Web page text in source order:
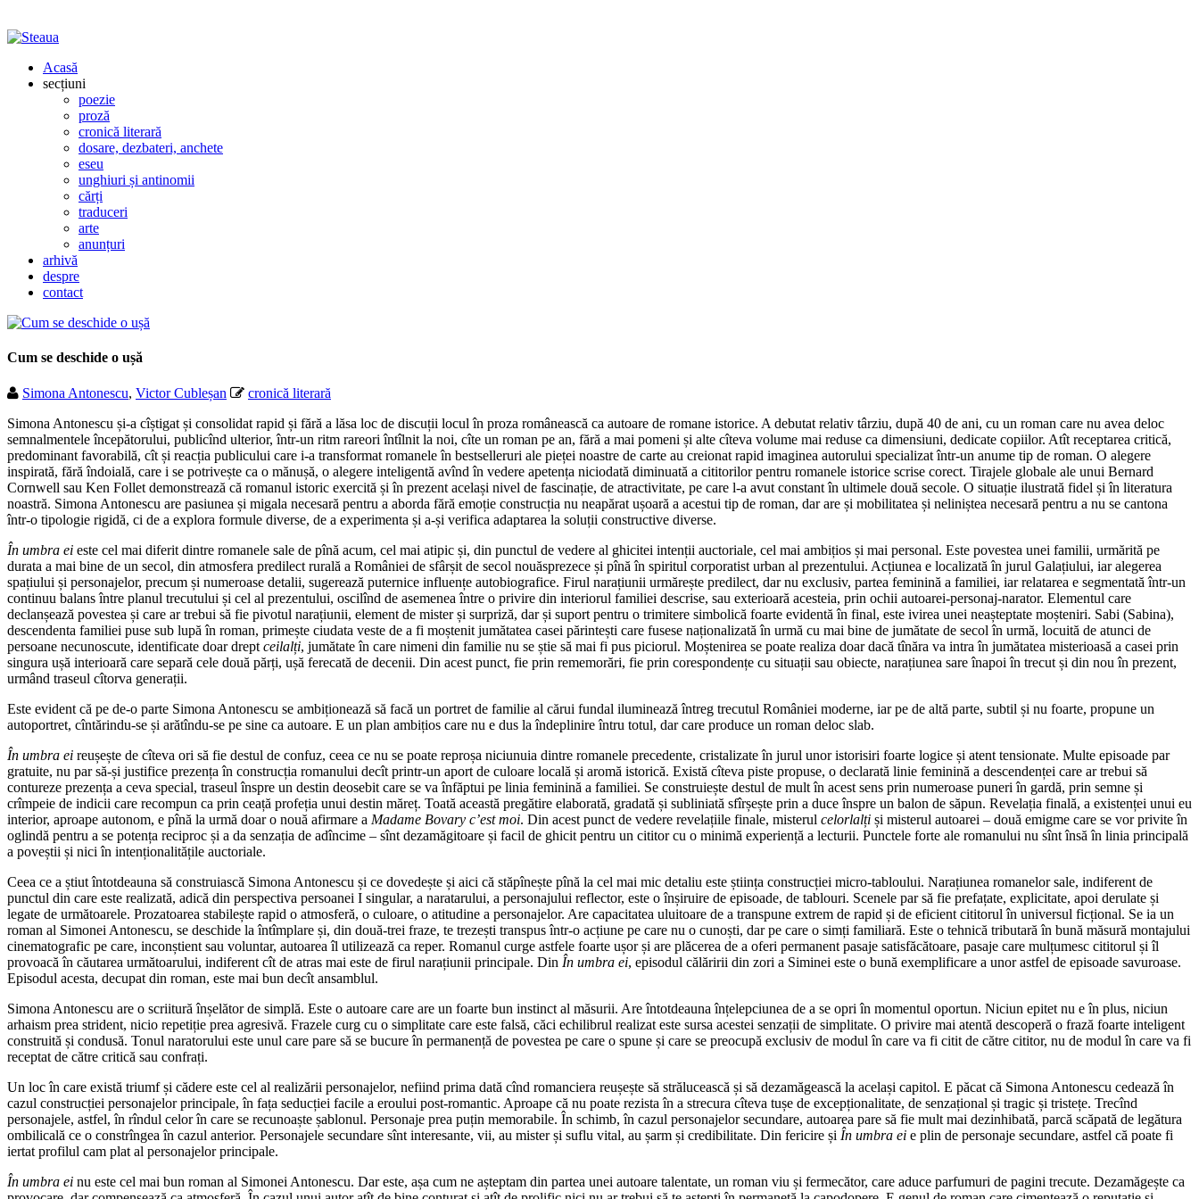
Acasă
secțiuni
poezie
proză
cronică literară
dosare, dezbateri, anchete
eseu
unghiuri și antinomii
cărți
traduceri
arte
anunțuri
arhivă
despre
contact
Cum se deschide o ușă
Simona Antonescu, Victor Cubleșan
cronică literară
Simona Antonescu și-a cîștigat și consolidat rapid și fără a lăsa loc de discuții locul în proza românească ca autoare de romane istorice. A debutat relativ târziu, după 40 de ani, cu un roman care nu avea deloc
semnalmentele începătorului, publicînd ulterior, într-un ritm rareori întîlnit la noi, cîte un roman pe an, fără a mai pomeni și alte cîteva volume mai reduse ca dimensiuni, dedicate copiilor. Atît receptarea critică,
predominant favorabilă, cît și reacția publicului care i-a transformat romanele în bestselleruri ale pieței noastre de carte au creionat rapid imaginea autorului specializat într-un anume tip de roman. O alegere
inspirată, fără îndoială, care i se potrivește ca o mănușă, o alegere inteligentă avînd în vedere apetența niciodată diminuată a cititorilor pentru romanele istorice scrise corect. Tirajele globale ale unui Bernard
Cornwell sau Ken Follet demonstrează că romanul istoric exercită și în prezent același nivel de fascinație, de atractivitate, pe care l-a avut constant în ultimele două secole. O situație ilustrată fidel și în literatura
noastră. Simona Antonescu are pasiunea și migala necesară pentru a aborda fără emoție construcția nu neapărat ușoară a acestui tip de roman, dar are și mobilitatea și neliniștea necesară pentru a nu se cantona
într-o tipologie rigidă, ci de a explora formule diverse, de a experimenta și a-și verifica adaptarea la soluții constructive diverse.
În umbra ei este cel mai diferit dintre romanele sale de pînă acum, cel mai atipic și, din punctul de vedere al ghicitei intenții auctoriale, cel mai ambițios și mai personal. Este povestea unei familii, urmărită pe
durata a mai bine de un secol, din atmosfera predilect rurală a României de sfârșit de secol nouăsprezece și pînă în spiritul corporatist urban al prezentului. Acțiunea e localizată în jurul Galațiului, iar alegerea
spațiului și personajelor, precum și numeroase detalii, sugerează puternice influențe autobiografice. Firul narațiunii urmărește predilect, dar nu exclusiv, partea feminină a familiei, iar relatarea e segmentată într-un
continuu balans între planul trecutului și cel al prezentului, oscilînd de asemenea între o privire din interiorul familiei descrise, sau exterioară acesteia, prin ochii autoarei-personaj-narator. Elementul care
declanșează povestea și care ar trebui să fie pivotul narațiunii, element de mister și surpriză, dar și suport pentru o trimitere simbolică foarte evidentă în final, este ivirea unei neașteptate moșteniri. Sabi (Sabina),
descendenta familiei puse sub lupă în roman, primește ciudata veste de a fi moștenit jumătatea casei părintești care fusese naționalizată în urmă cu mai bine de jumătate de secol în urmă, locuită de atunci de
persoane necunoscute, identificate doar drept ceilalți, jumătate în care nimeni din familie nu se știe să mai fi pus piciorul. Moștenirea se poate realiza doar dacă tînăra va intra în jumătatea misterioasă a casei prin
singura ușă interioară care separă cele două părți, ușă ferecată de decenii. Din acest punct, fie prin rememorări, fie prin corespondențe cu situații sau obiecte, narațiunea sare înapoi în trecut și din nou în prezent,
urmând traseul cîtorva generații.
Este evident că pe de-o parte Simona Antonescu se ambiționează să facă un portret de familie al cărui fundal iluminează întreg trecutul României moderne, iar pe de altă parte, subtil și nu foarte, propune un
autoportret, cîntărindu-se și arătîndu-se pe sine ca autoare. E un plan ambițios care nu e dus la îndeplinire întru totul, dar care produce un roman deloc slab.
În umbra ei reușește de cîteva ori să fie destul de confuz, ceea ce nu se poate reproșa niciunuia dintre romanele precedente, cristalizate în jurul unor istorisiri foarte logice și atent tensionate. Multe episoade par
gratuite, nu par să-și justifice prezența în construcția romanului decît printr-un aport de culoare locală și aromă istorică. Există cîteva piste propuse, o declarată linie feminină a descendenței care ar trebui să
contureze prezența a ceva special, traseul înspre un destin deosebit care se va înfăptui pe linia feminină a familiei. Se construiește destul de mult în acest sens prin numeroase puneri în gardă, prin semne și
crîmpeie de indicii care recompun ca prin ceață profeția unui destin măreț. Toată această pregătire elaborată, gradată și subliniată sfîrșește prin a duce înspre un balon de săpun. Revelația finală, a existenței unui eu
interior, aproape autonom, e pînă la urmă doar o nouă afirmare a Madame Bovary c’est moi. Din acest punct de vedere revelațiile finale, misterul celorlalți și misterul autoarei – două emigme care se vor privite în
oglindă pentru a se potența reciproc și a da senzația de adîncime – sînt dezamăgitoare și facil de ghicit pentru un cititor cu o minimă experiență a lecturii. Punctele forte ale romanului nu sînt însă în linia principală
a poveștii și nici în intenționalitățile auctoriale.
Ceea ce a știut întotdeauna să construiască Simona Antonescu și ce dovedește și aici că stăpînește pînă la cel mai mic detaliu este știința construcției micro-tabloului. Narațiunea romanelor sale, indiferent de
punctul din care este realizată, adică din perspectiva persoanei I singular, a naratarului, a personajului reflector, este o înșiruire de episoade, de tablouri. Scenele par să fie prefațate, explicitate, apoi derulate și
legate de următoarele. Prozatoarea stabilește rapid o atmosferă, o culoare, o atitudine a personajelor. Are capacitatea uluitoare de a transpune extrem de rapid și de eficient cititorul în universul ficțional. Se ia un
roman al Simonei Antonescu, se deschide la întîmplare și, din două-trei fraze, te trezești transpus într-o acțiune pe care nu o cunoști, dar pe care o simți familiară. Este o tehnică tributară în bună măsură montajului
cinematografic pe care, inconștient sau voluntar, autoarea îl utilizează ca reper. Romanul curge astfele foarte ușor și are plăcerea de a oferi permanent pasaje satisfăcătoare, pasaje care mulțumesc cititorul și îl
provoacă în căutarea următoarului, indiferent cît de atras mai este de firul narațiunii principale. Din În umbra ei, episodul călăririi din zori a Siminei este o bună exemplificare a unor astfel de episoade savuroase.
Episodul acesta, decupat din roman, este mai bun decît ansamblul.
Simona Antonescu are o scriitură înșelător de simplă. Este o autoare care are un foarte bun instinct al măsurii. Are întotdeauna înțelepciunea de a se opri în momentul oportun. Niciun epitet nu e în plus, niciun
arhaism prea strident, nicio repetiție prea agresivă. Frazele curg cu o simplitate care este falsă, căci echilibrul realizat este sursa acestei senzații de simplitate. O privire mai atentă descoperă o frază foarte inteligent
construită și condusă. Tonul naratorului este unul care pare să se bucure în permanență de povestea pe care o spune și care se preocupă exclusiv de modul în care va fi citit de către cititor, nu de modul în care va fi
receptat de către critică sau confrați.
Un loc în care există triumf și cădere este cel al realizării personajelor, nefiind prima dată cînd romanciera reușește să strălucească și să dezamăgească la același capitol. E păcat că Simona Antonescu cedează în
cazul construcției personajelor principale, în fața seducției facile a eroului post-romantic. Aproape că nu poate rezista în a strecura cîteva tușe de excepționalitate, de senzațional și tragic și tristețe. Trecînd
personajele, astfel, în rîndul celor în care se recunoaște șablonul. Personaje prea puțin memorabile. În schimb, în cazul personajelor secundare, autoarea pare să fie mult mai dezinhibată, parcă scăpată de legătura
ombilicală ce o constrîngea în cazul anterior. Personajele secundare sînt interesante, vii, au mister și suflu vital, au șarm și credibilitate. Din fericire și În umbra ei e plin de personaje secundare, astfel că poate fi
iertat profilul cam plat al personajelor principale.
În umbra ei nu este cel mai bun roman al Simonei Antonescu. Dar este, așa cum ne așteptam din partea unei autoare talentate, un roman viu și fermecător, care aduce parfumuri de pagini trecute. Dezamăgește ca